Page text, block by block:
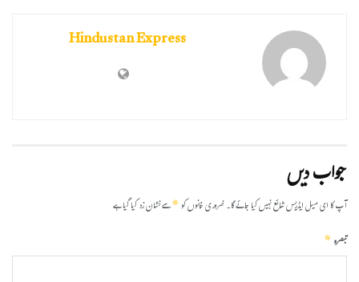
Hindustan Express
جواب دیں
آپ کا ای میل ایڈریس شائع نہیں کیا جائے گا۔ضروری خانوں کو*سے نشان زد کیا گیا ہے
تبصرہ*